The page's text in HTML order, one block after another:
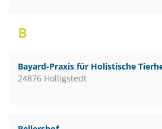
B
Bayard-Praxis für Holistische
24876 Holligstedt